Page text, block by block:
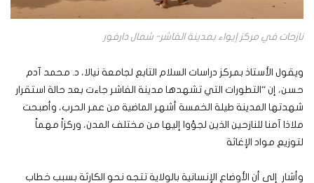
نازحات في مركز إيواء بمدينة الفاشر- شمال دارفور
ويقول الأستاذ بمركز دراسات السلام التابع لجامعة نيالا، د. محمد آدم
حسن، إن “التطورات التي تشهدها مدينة الفاشر جاءت بعد حالة استقرار
شهدتها المدينة طيلة الخمسة أشهر الماضية من عمر الحرب، وأصبحت
ملاذا آمنا للنازحين الذين لجؤوا إليها من مختلف المدن، وركزاً مهماً
لتوزيع مواد الإغاثة
وأشار إلى أن الأوضاع الإنسانية بالولاية تتجه نحو الكارثة بسبب خطاب